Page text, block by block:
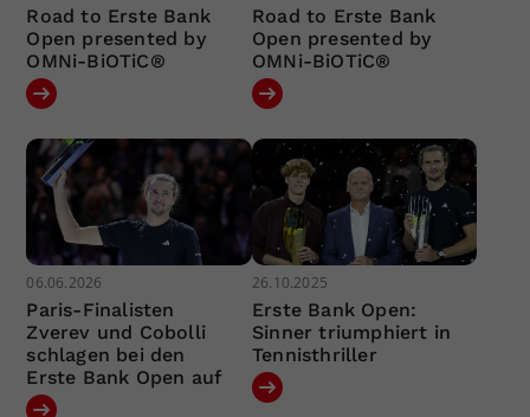
Road to Erste Bank
Open presented by
OMNi-BiOTiC®
Road to Erste Bank
Open presented by
OMNi-BiOTiC®
06.06.2026
Paris-Finalisten
Zverev und Cobolli
schlagen bei den
Erste Bank Open auf
26.10.2025
Erste Bank Open:
Sinner triumphiert in
Tennisthriller